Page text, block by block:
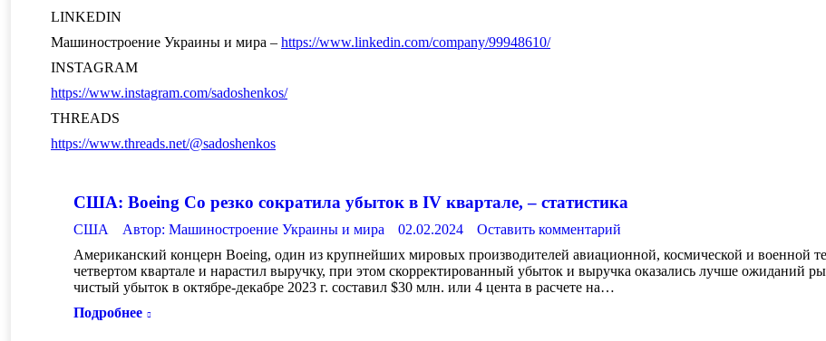
LINKEDIN
Машиностроение Украины и мира – https://www.linkedin.com/company/99948610/
INSTAGRAM
https://www.instagram.com/sadoshenkos/
THREADS
https://www.threads.net/@sadoshenkos
США: Boeing Со резко сократила убыток в IV квартале, – статистика
США Автор: Машиностроение Украины и мира 02.02.2024
Оставить комментарий
Американский концерн Boeing, один из крупнейших мировых производителей авиационной, космической и военной
четвертом квартале и нарастил выручку, при этом скорректированный убыток и выручка оказались лучше ожиданий
чистый убыток в октябре-декабре 2023 г. составил $30 млн. или 4 цента в расчете на…
Подробнее